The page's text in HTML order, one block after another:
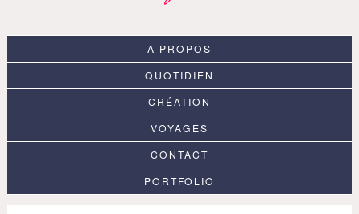
A PROPOS
QUOTIDIEN
CRÉATION
VOYAGES
CONTACT
PORTFOLIO